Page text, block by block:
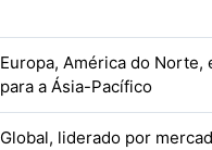
Europa, América do Norte,
para a Ásia-Pacífico
Global, liderado por